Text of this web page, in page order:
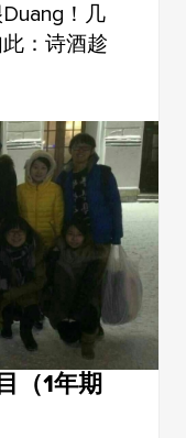
！几
：诗酒趁
（1年期